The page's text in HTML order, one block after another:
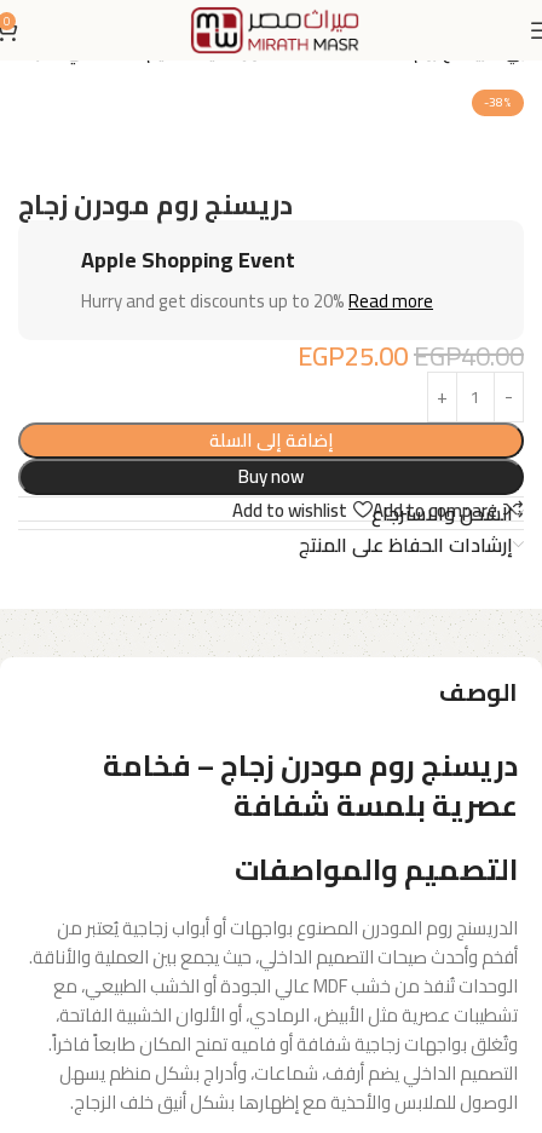
0
-38%
دريسنج روم مودرن زجاج
Apple Shopping Event
Hurry and get discounts up to 20%Read more
EGP40.00
EGP25.00
إضافة إلى السلة
Buy now
Add to compare
Add to wishlist
الشحن والاسترجاع
إرشادات الحفاظ على المنتج
الوصف
دريسنج روم مودرن زجاج – فخامة
عصرية بلمسة شفافة
التصميم والمواصفات
الدريسنج روم المودرن المصنوع بواجهات أو أبواب زجاجية يُعتبر من
أفخم وأحدث صيحات التصميم الداخلي، حيث يجمع بين العملية والأناقة.
الوحدات تُنفذ من خشب MDF عالي الجودة أو الخشب الطبيعي، مع
تشطيبات عصرية مثل الأبيض، الرمادي، أو الألوان الخشبية الفاتحة،
وتُغلق بواجهات زجاجية شفافة أو فاميه تمنح المكان طابعاً فاخراً.
التصميم الداخلي يضم أرفف، شماعات، وأدراج بشكل منظم يسهل
الوصول للملابس والأحذية مع إظهارها بشكل أنيق خلف الزجاج.